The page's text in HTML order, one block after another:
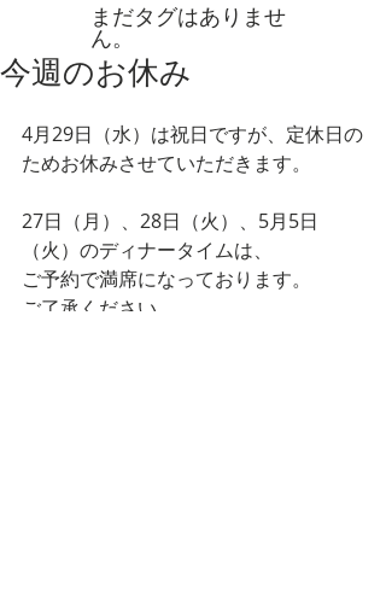
まだタグはありませ
ん。
今週のお休み
4月29日（水）は祝日ですが、定休日の
ためお休みさせていただきます。
27日（月）、28日（火）、5月5日
（火）のディナータイムは、
ご予約で満席になっております。
ご了承ください。